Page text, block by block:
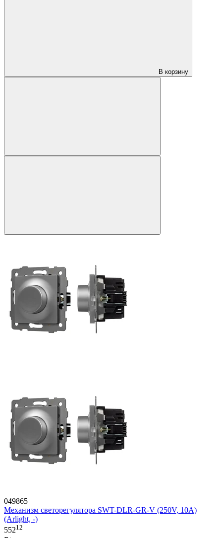
В корзину
049865
Механизм светорегулятора SWT-DLR-GR-V (250V, 10A)
(Arlight, -)
55212